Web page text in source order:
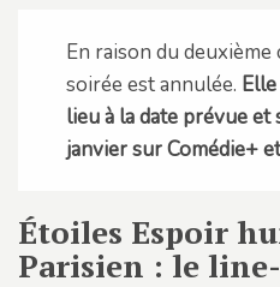
En raison du
soirée est annulée.
lieu à la date prévue et
janvier sur Comédie+
Étoiles Espoir
Parisien : le